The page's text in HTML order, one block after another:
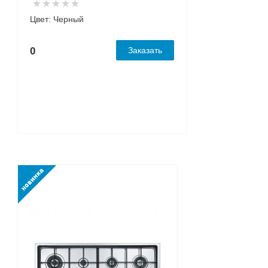
Цвет: Черный
0 Заказать